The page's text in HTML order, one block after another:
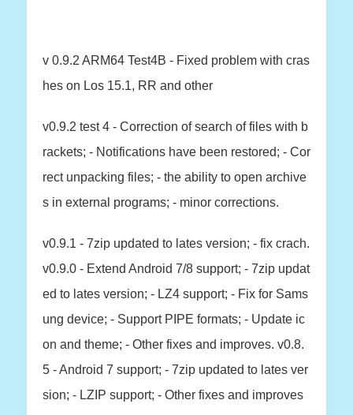
v 0.9.2 ARM64 Test4B - Fixed problem with cras
hes on Los 15.1, RR and other
v0.9.2 test 4 - Correction of search of files with b
rackets; - Notifications have been restored; - Cor
rect unpacking files; - the ability to open archive
s in external programs; - minor corrections.
v0.9.1 - 7zip updated to lates version; - fix crach.
v0.9.0 - Extend Android 7/8 support; - 7zip updat
ed to lates version; - LZ4 support; - Fix for Sams
ung device; - Support PIPE formats; - Update ic
on and theme; - Other fixes and improves. v0.8.
5 - Android 7 support; - 7zip updated to lates ver
sion; - LZIP support; - Other fixes and improves